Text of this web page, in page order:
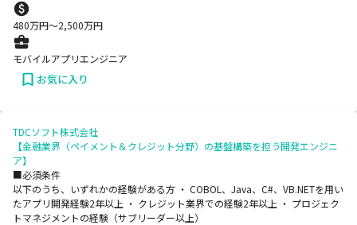
480万円〜2,500万円
モバイルアプリエンジニア
お気に入り
TDCソフト株式会社
【金融業界（ペイメント＆クレジット分野）の基盤構築を担う開発エンジニ
ア】
■必須条件
以下のうち、いずれかの経験がある方 ・ COBOL、Java、C#、VB.NETを用い
たアプリ開発経験2年以上 ・ クレジット業界での経験2年以上 ・ プロジェク
トマネジメントの経験（サブリーダー以上）